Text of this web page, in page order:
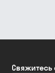
Свяжитесь